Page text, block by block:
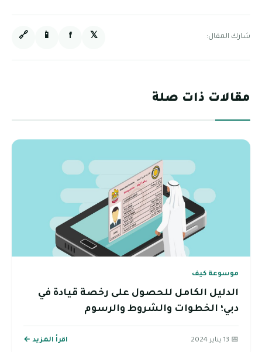
شارك المقال: 𝕏
f
📱
🔗
مقالات ذات صلة
موسوعة كيف
الدليل الكامل للحصول على رخصة قيادة في
دبي؛ الخطوات والشروط والرسوم
📅 13 يناير 2024 اقرأ المزيد ←